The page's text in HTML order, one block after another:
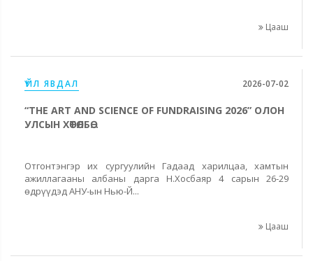
Цааш
ҮЙЛ ЯВДАЛ 2026-07-02
“THE ART AND SCIENCE OF FUNDRAISING 2026” ОЛОН
УЛСЫН ХӨТӨЛБӨ...
Отгонтэнгэр их сургуулийн Гадаад харилцаа, хамтын
ажиллагааны албаны дарга Н.Хосбаяр 4 сарын 26-29
өдрүүдэд АНУ-ын Нью-Й...
Цааш